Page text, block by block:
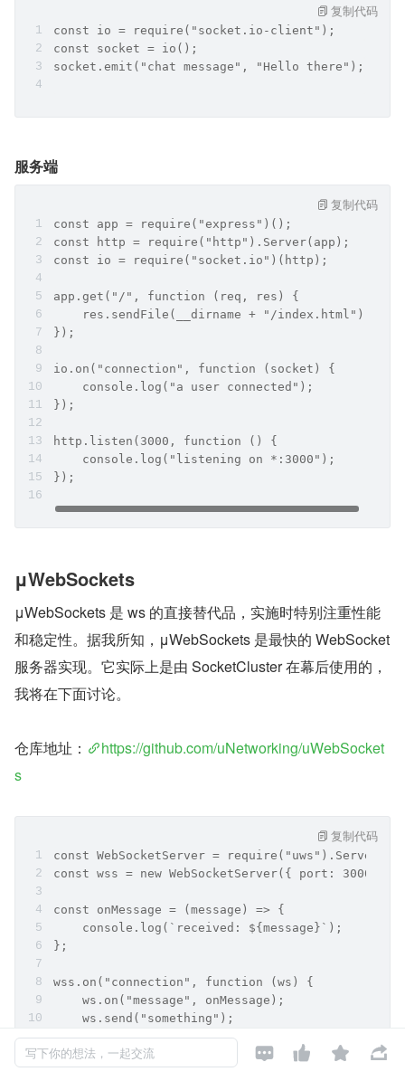
const io = require("socket.io-client");
const socket = io();
socket.emit("chat message", "Hello there");
复制代码
服务端
const app = require("express")();
const http = require("http").Server(app);
const io = require("socket.io")(http);
app.get("/", function (req, res) {
    res.sendFile(__dirname + "/index.html");
});
io.on("connection", function (socket) {
    console.log("a user connected");
});
http.listen(3000, function () {
    console.log("listening on *:3000");
});
复制代码
μWebSockets
μWebSockets 是 ws 的直接替代品，实施时特别注重性能
和稳定性。据我所知，μWebSockets 是最快的 WebSocket
服务器实现。它实际上是由 SocketCluster 在幕后使用的，
我将在下面讨论。
仓库地址：
https://github.com/uNetworking/uWebSocket
s
const WebSocketServer = require("uws").Server;
const wss = new WebSocketServer({ port: 3000 });
const onMessage = (message) => {
    console.log(`received: ${message}`);
};
wss.on("connection", function (ws) {
    ws.on("message", onMessage);
    ws.send("something");
});
复制代码
写下你的想法，一起交流    